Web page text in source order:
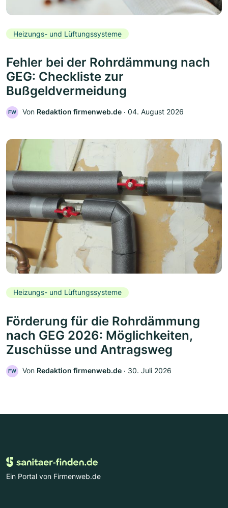
Heizungs- und Lüftungssysteme
Fehler bei der Rohrdämmung nach
GEG: Checkliste zur
Bußgeldvermeidung
FW Von Redaktion firmenweb.de ‧ 04. August 2026
Heizungs- und Lüftungssysteme
Förderung für die Rohrdämmung
nach GEG 2026: Möglichkeiten,
Zuschüsse und Antragsweg
FW Von Redaktion firmenweb.de ‧ 30. Juli 2026
Ein Portal von Firmenweb.de